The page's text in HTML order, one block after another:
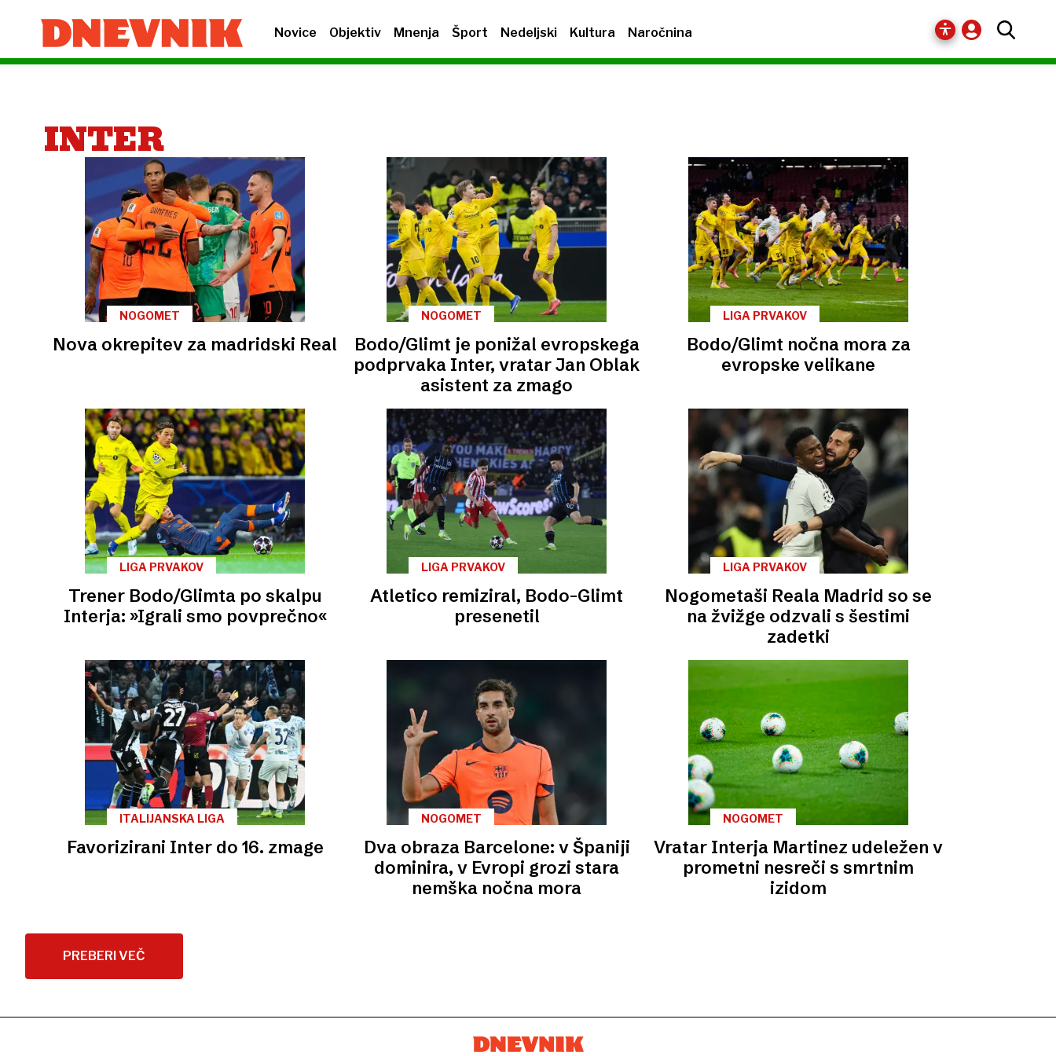
Novice Objektiv Mnenja Šport Nedeljski Kultura Naročnina
INTER
NOGOMET
Nova okrepitev za madridski Real
NOGOMET
Bodo/Glimt je ponižal evropskega
podprvaka Inter, vratar Jan Oblak
asistent za zmago
LIGA PRVAKOV
Bodo/Glimt nočna mora za
evropske velikane
LIGA PRVAKOV
Trener Bodo/Glimta po skalpu
Interja: »Igrali smo povprečno«
LIGA PRVAKOV
Atletico remiziral, Bodo-Glimt
presenetil
LIGA PRVAKOV
Nogometaši Reala Madrid so se
na žvižge odzvali s šestimi
zadetki
ITALIJANSKA LIGA
Favorizirani Inter do 16. zmage
NOGOMET
Dva obraza Barcelone: v Španiji
dominira, v Evropi grozi stara
nemška nočna mora
NOGOMET
Vratar Interja Martinez udeležen v
prometni nesreči s smrtnim
izidom
PREBERI VEČ